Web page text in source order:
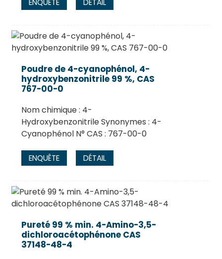
ENQUÊTE DÉTAIL
Poudre de 4-cyanophénol, 4-
hydroxybenzonitrile 99 %, CAS
767-00-0
Nom chimique : 4-
Hydroxybenzonitrile Synonymes : 4-
Cyanophénol N° CAS : 767-00-0
ENQUÊTE DÉTAIL
Pureté 99 % min. 4-Amino-3,5-
dichloroacétophénone CAS
37148-48-4